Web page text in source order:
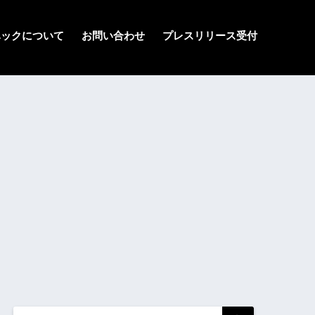
クについて お問い合わせ プレスリリース受付